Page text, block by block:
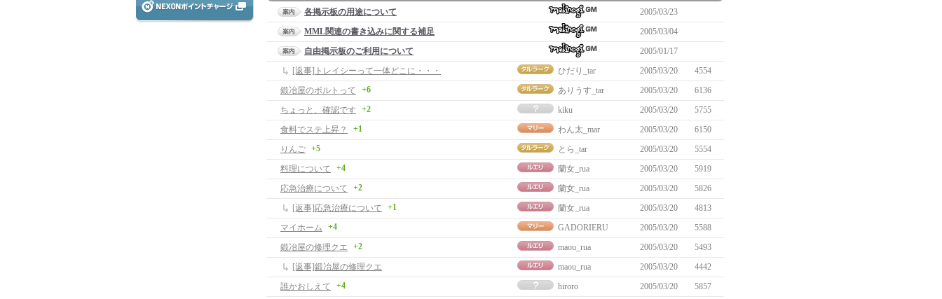
各掲示板の用途について
2005/03/23
MML関連の書き込みに関する補足
2005/03/04
自由掲示板のご利用について
2005/01/17
[返事]トレイシーって一体どこに・・・
ひだり_tar 2005/03/20
4554
鍛冶屋のボルトって
+6 ありうす_tar 2005/03/20
6136
ちょっと、確認です
+2 kiku 2005/03/20
5755
食料でステ上昇？
+1 わん太_mar 2005/03/20
6150
りんご +5 とら_tar 2005/03/20
5554
料理について
+4 蘭女_rua 2005/03/20
5919
応急治療について
+2 蘭女_rua 2005/03/20
5826
[返事]応急治療について
+1 蘭女_rua 2005/03/20
4813
マイホーム
+4 GADORIERU 2005/03/20
5588
鍛冶屋の修理クエ
+2 maou_rua 2005/03/20
5493
[返事]鍛冶屋の修理クエ
maou_rua 2005/03/20
4442
誰かおしえて
+4 hiroro 2005/03/20
5857